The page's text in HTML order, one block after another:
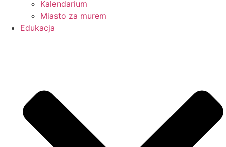
Kalendarium
Miasto za murem
Edukacja